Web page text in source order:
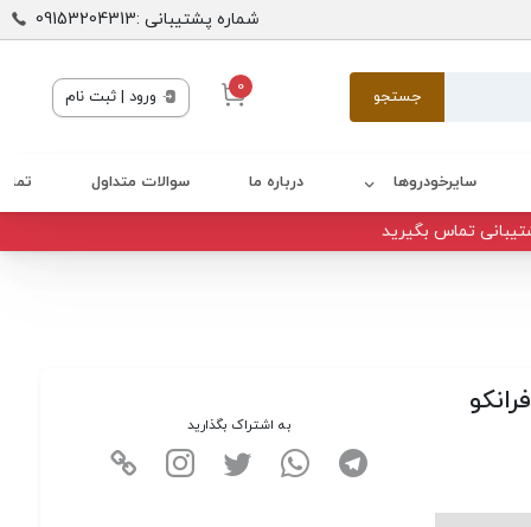
شماره پشتیبانی :09153204313
جستجو 0 ورود | ثبت نام
سایرخودروها درباره ما سوالات متداول
تماس بگیرید
به اشتراک بگذارید